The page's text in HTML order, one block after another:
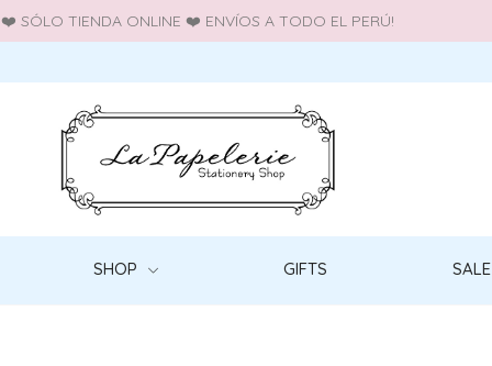
❤️ SÓLO TIENDA ONLINE ❤️ ENVÍOS A TODO EL PERÚ!
SHOP GIFTS SALE